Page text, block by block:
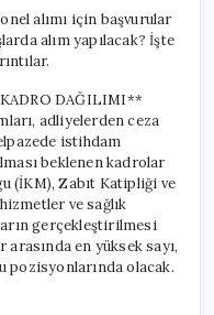
alımı için başvurular
alım yapılacak? İşte
DAĞILIMI**
adliyelerden ceza
istihdam
beklenen kadrolar
(İKM), Zabıt Katipliği ve
ve sağlık
gerçekleştirilmesi
en yüksek sayı,
pozisyonlarında olacak.